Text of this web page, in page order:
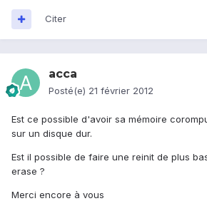
Citer
acca
Posté(e) 21 février 2012
Est ce possible d'avoir sa mémoire
sur un disque dur.
Est il possible de faire une reinit de plus
erase ?
Merci encore à vous